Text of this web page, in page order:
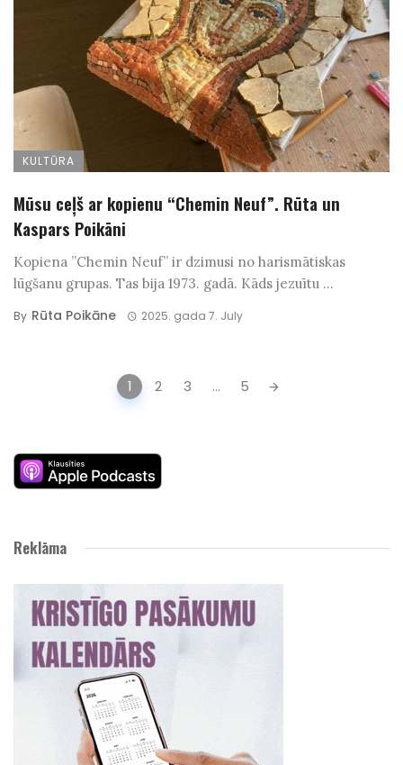
KULTŪRA
Mūsu ceļš ar kopienu “Chemin Neuf”. Rūta un
Kaspars Poikāni
Kopiena ”Chemin Neuf” ir dzimusi no harismātiskas
lūgšanu grupas. Tas bija 1973. gadā. Kāds jezuītu ...
By Rūta Poikāne 2025. gada 7. July
1 2 3 ... 5
Reklāma